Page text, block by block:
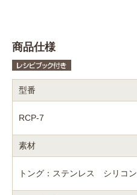
商品仕様
型番
RCP-7
素材
トング：ステンレス シリコン